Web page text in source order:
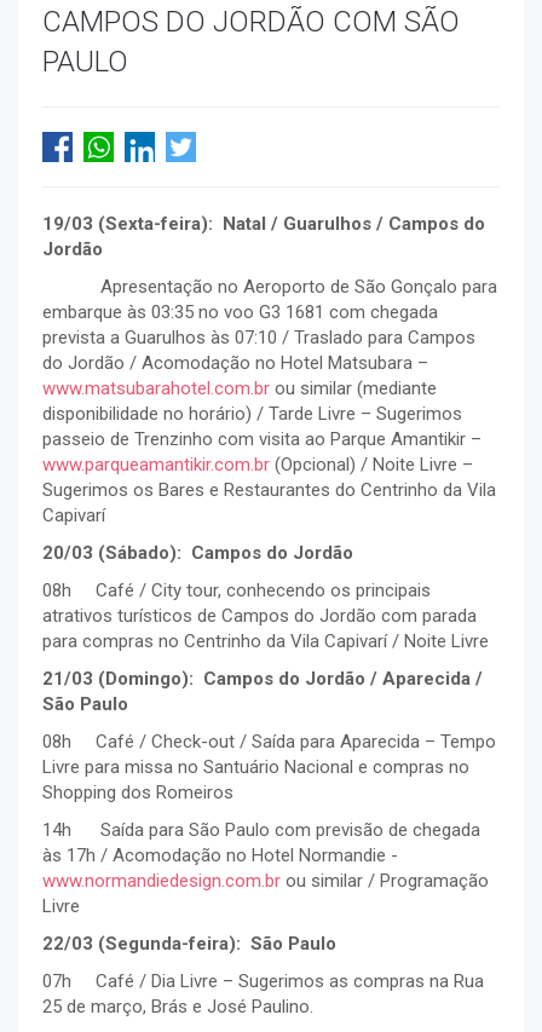
CAMPOS DO JORDÃO COM SÃO
PAULO
19/03 (Sexta-feira): Natal / Guarulhos / Campos do
Jordão
Apresentação no Aeroporto de São Gonçalo para
embarque às 03:35 no voo G3 1681 com chegada
prevista a Guarulhos às 07:10 / Traslado para Campos
do Jordão / Acomodação no Hotel Matsubara –
www.matsubarahotel.com.br ou similar (mediante
disponibilidade no horário) / Tarde Livre – Sugerimos
passeio de Trenzinho com visita ao Parque Amantikir –
www.parqueamantikir.com.br (Opcional) / Noite Livre –
Sugerimos os Bares e Restaurantes do Centrinho da Vila
Capivarí
20/03 (Sábado): Campos do Jordão
08h Café / City tour, conhecendo os principais
atrativos turísticos de Campos do Jordão com parada
para compras no Centrinho da Vila Capivarí / Noite Livre
21/03 (Domingo): Campos do Jordão / Aparecida /
São Paulo
08h Café / Check-out / Saída para Aparecida – Tempo
Livre para missa no Santuário Nacional e compras no
Shopping dos Romeiros
14h Saída para São Paulo com previsão de chegada
às 17h / Acomodação no Hotel Normandie -
www.normandiedesign.com.br ou similar / Programação
Livre
22/03 (Segunda-feira): São Paulo
07h Café / Dia Livre – Sugerimos as compras na Rua
25 de março, Brás e José Paulino.